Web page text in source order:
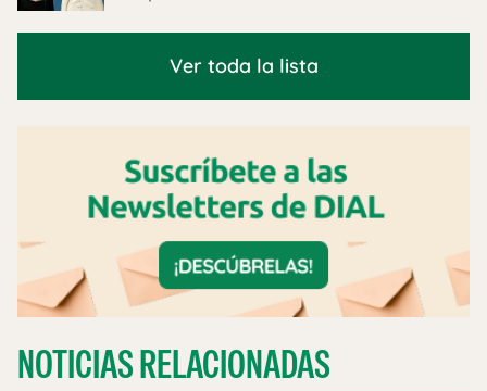
Ver toda la lista
NOTICIAS RELACIONADAS